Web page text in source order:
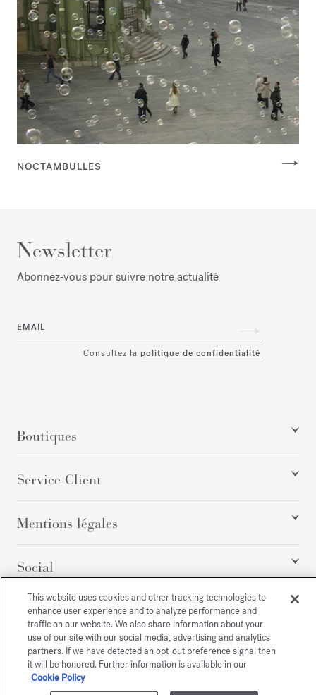
NOCTAMBULLES
Newsletter
Abonnez‑vous pour suivre notre actualité
EMAIL
Consultez la politique de confidentialité
Boutiques
Service Client
Mentions légales
Social
Tous droits réservés
/USD PLAN DU SITE
This website uses cookies and other tracking technologies to
enhance user experience and to analyze performance and
traffic on our website. We also share information about your
use of our site with our social media, advertising and analytics
partners. If we have detected an opt-out preference signal then
it will be honored. Further information is available in our
Cookie Policy